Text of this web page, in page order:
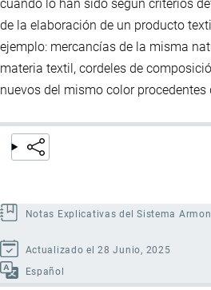
cuando lo han sido según criterios
de la elaboración de un producto
ejemplo: mercancías de la misma
materia textil, cordeles de
nuevos del mismo color procedentes
Notas Explicativas del Sistema
Actualizado el 28 Junio, 2025
Español